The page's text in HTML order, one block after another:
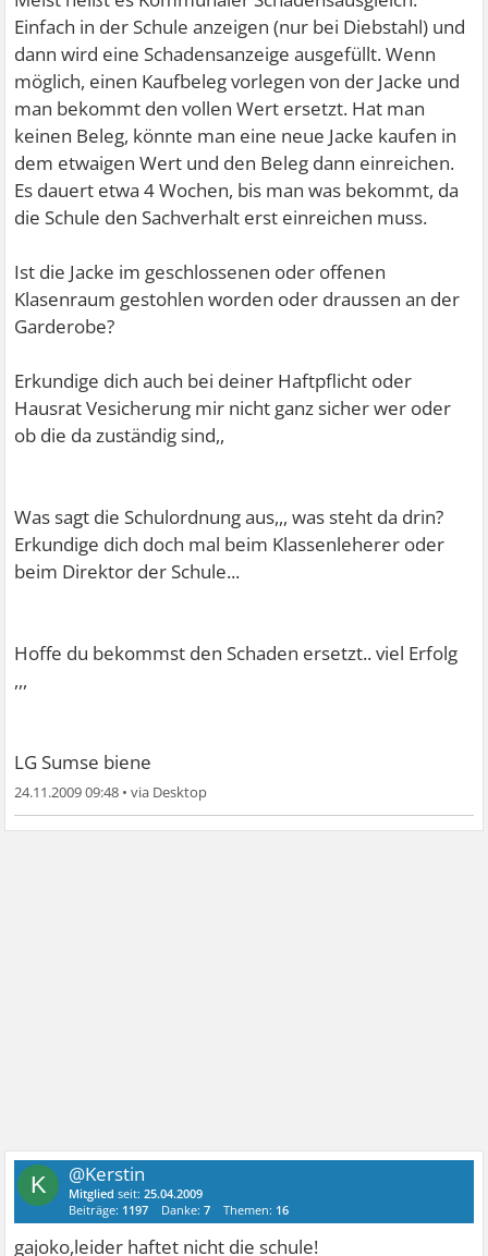
Einfach in der Schule anzeigen (nur bei Diebstahl) und
dann wird eine Schadensanzeige ausgefüllt. Wenn
möglich, einen Kaufbeleg vorlegen von der Jacke und
man bekommt den vollen Wert ersetzt. Hat man
keinen Beleg, könnte man eine neue Jacke kaufen in
dem etwaigen Wert und den Beleg dann einreichen.
Es dauert etwa 4 Wochen, bis man was bekommt, da
die Schule den Sachverhalt erst einreichen muss.
Ist die Jacke im geschlossenen oder offenen
Klasenraum gestohlen worden oder draussen an der
Garderobe?
Erkundige dich auch bei deiner Haftpflicht oder
Hausrat Vesicherung mir nicht ganz sicher wer oder
ob die da zuständig sind,,
Was sagt die Schulordnung aus,,, was steht da drin?
Erkundige dich doch mal beim Klassenleherer oder
beim Direktor der Schule...
Hoffe du bekommst den Schaden ersetzt.. viel Erfolg
,,,
LG Sumse biene
24.11.2009 09:48 •
K @Kerstin
Mitglied seit:25.04.2009
Beiträge: 1197 Danke:7 Themen: 16
gajoko,leider haftet nicht die schule!